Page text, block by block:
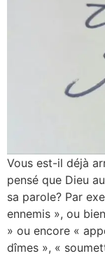
Vous est-il déjà
pensé que Dieu
sa parole? Par
ennemis », ou
» ou encore «
dîmes », «